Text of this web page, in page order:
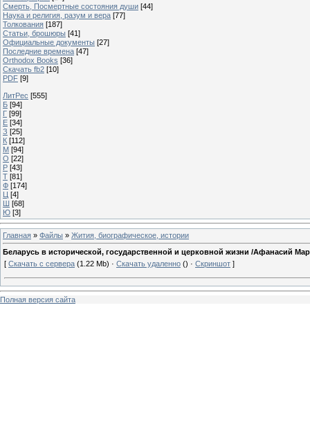
Смерть, Посмертные состояния души [44]
Наука и религия, разум и вера [77]
Толкования [187]
Статьи, брошюры [41]
Официальные документы [27]
Последние времена [47]
Orthodox Books [36]
Скачать fb2 [10]
PDF [9]
ЛитРес [555]
Б [94]
Г [99]
Е [34]
З [25]
К [112]
М [94]
О [22]
Р [43]
Т [81]
Ф [174]
Ц [4]
Ш [68]
Ю [3]
Главная » Файлы » Жития, биографическое, истории
Беларусь в исторической, государственной и церковной жизни /Афанасий
[ Скачать с сервера (1.22 Mb) · Скачать удаленно () · Скриншот ]
Полная версия сайта